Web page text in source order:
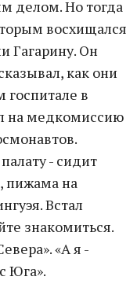
делом. Но тогда
восхищался
Гагарину. Он
как они
в
на медкомиссию
- сидит
пижама на
Встал
знакомиться.
«А я -
Юга».